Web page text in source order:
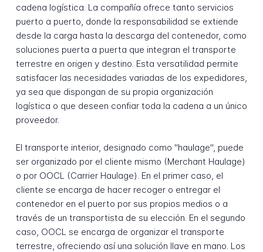
cadena logística. La compañía ofrece tanto servicios
puerto a puerto, donde la responsabilidad se extiende
desde la carga hasta la descarga del contenedor, como
soluciones puerta a puerta que integran el transporte
terrestre en origen y destino. Esta versatilidad permite
satisfacer las necesidades variadas de los expedidores,
ya sea que dispongan de su propia organización
logística o que deseen confiar toda la cadena a un único
proveedor.
El transporte interior, designado como "haulage", puede
ser organizado por el cliente mismo (Merchant Haulage)
o por OOCL (Carrier Haulage). En el primer caso, el
cliente se encarga de hacer recoger o entregar el
contenedor en el puerto por sus propios medios o a
través de un transportista de su elección. En el segundo
caso, OOCL se encarga de organizar el transporte
terrestre, ofreciendo así una solución llave en mano. Los